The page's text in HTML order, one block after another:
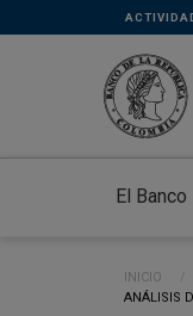
Pasar al contenido
Links
El Banco
INICIO
CURRENT:
ANÁLISIS